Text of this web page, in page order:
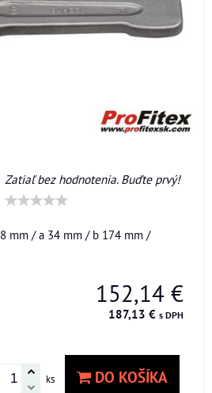
Zatiaľ bez hodnotenia. Buďte prvý!
mm / a 34 mm / b 174 mm /
152,14 €
187,13 € s DPH
ks DO KOŠÍKA